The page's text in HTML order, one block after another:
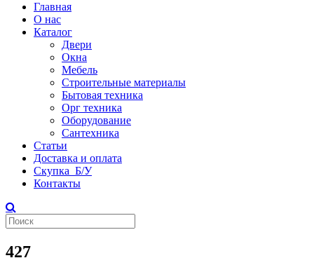
Главная
О нас
Каталог
Двери
Окна
Мебель
Строительные материалы
Бытовая техника
Орг техника
Оборудование
Сантехника
Статьи
Доставка и оплата
Скупка Б/У
Контакты
427